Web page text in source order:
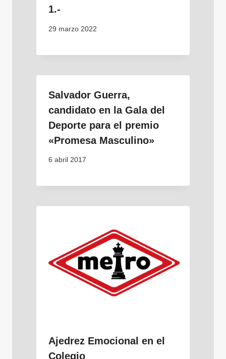
1.-
29 marzo 2022
Salvador Guerra,
candidato en la Gala del
Deporte para el premio
«Promesa Masculino»
6 abril 2017
Ajedrez Emocional en el
Colegio